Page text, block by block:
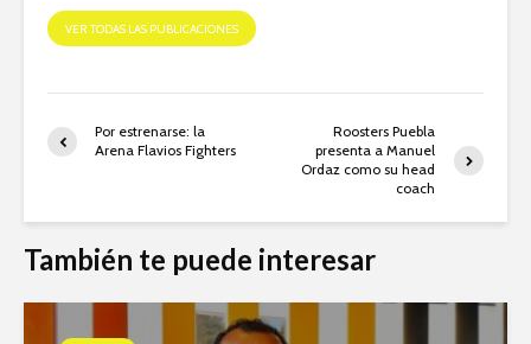
VER TODAS LAS PUBLICACIONES
Por estrenarse: la
Arena Flavios Fighters
Roosters Puebla
presenta a Manuel
Ordaz como su head
coach
También te puede interesar